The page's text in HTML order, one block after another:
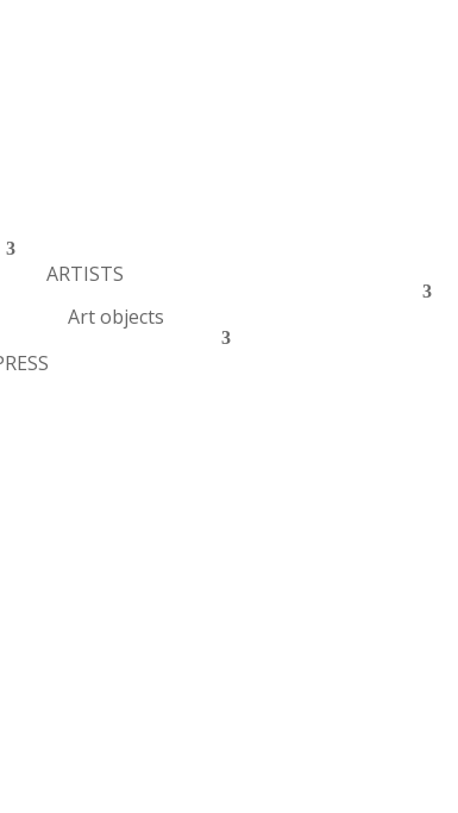
ARTISTS
Art objects